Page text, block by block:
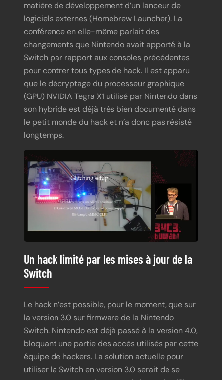
matière de développement d’un lanceur de
logiciels externes (Homebrew Launcher). La
conférence en elle-même parlait des
changements que Nintendo avait apporté à la
Switch par rapport aux consoles précédentes
pour contrer tous types de hack. Il est apparu
que le décryptage du processeur graphique
(GPU) NVIDIA Tegra X1 utilisé par Nintendo dans
son hybride est déjà très bien documenté dans
le petit monde du hack et n’a donc pas résisté
longtemps.
Un hack limité par les mises à jour de la
Switch
Le hack n’est possible, pour le moment, que sur
la version 3.0 sur firmware de la Nintendo
Switch. Nintendo est déjà passé à la version 4.0,
bloquant une partie des accès utilisés par cette
équipe de hackers. La solution actuelle pour
utiliser la Switch en version 3.0 serait de se